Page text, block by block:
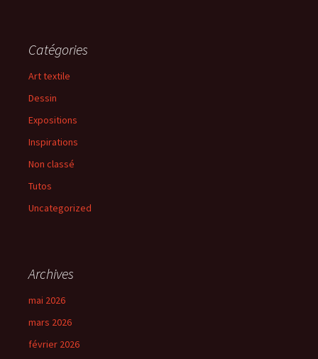
Catégories
Art textile
Dessin
Expositions
Inspirations
Non classé
Tutos
Uncategorized
Archives
mai 2026
mars 2026
février 2026